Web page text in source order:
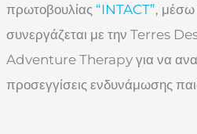
πρωτοβουλίας “INTACT”, μέσω
συνεργάζεται με την Terres
Adventure Therapy για να
προσεγγίσεις ενδυνάμωσης